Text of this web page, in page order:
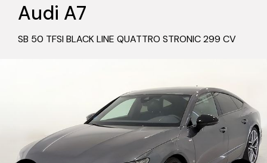
Audi A7
SB 50 TFSI BLACK LINE QUATTRO STRONIC 299 CV